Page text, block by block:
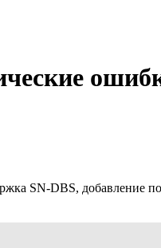
SN-DBS, добавление